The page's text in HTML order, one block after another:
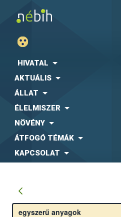
HIVATAL
AKTUÁLIS
ÁLLAT
ÉLELMISZER
NÖVÉNY
ÁTFOGÓ TÉMÁK
KAPCSOLAT